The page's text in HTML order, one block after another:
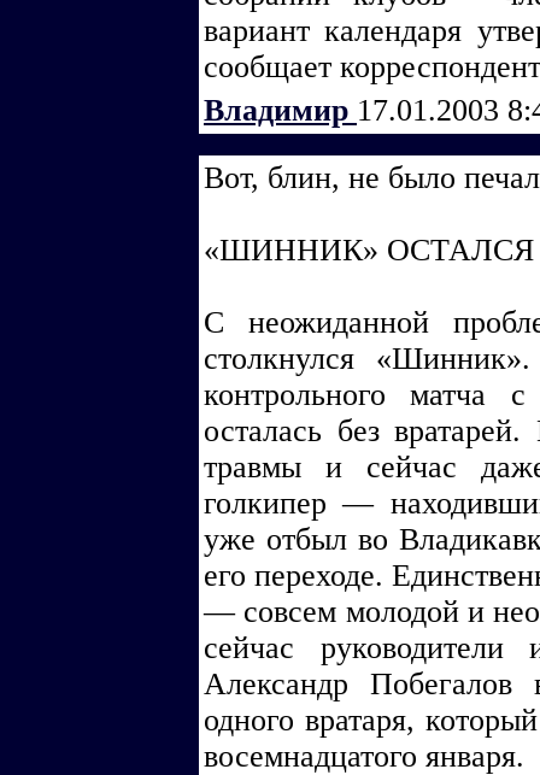
вариант календаря
сообщает
Владимир 17.01.2003
Вот, блин, не было
«ШИННИК» ОСТАЛСЯ
С неожиданной
столкнулся
контрольного матча
осталась без
травмы и сейчас
голкипер —
уже отбыл во
его переходе.
— совсем молодой и
сейчас руководители
Александр
одного вратаря,
восемнадцатого января.